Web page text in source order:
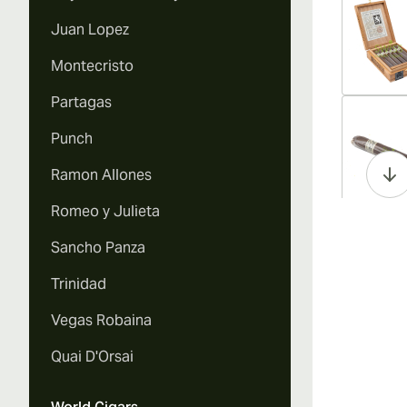
Juan Lopez
Montecristo
Partagas
Punch
Ramon Allones
Romeo y Julieta
Sancho Panza
Trinidad
Vegas Robaina
Quai D'Orsai